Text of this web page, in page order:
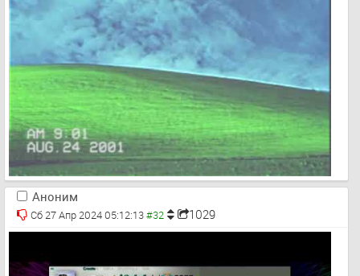
Аноним
Сб 27 Апр 2024 05:12:13 1029